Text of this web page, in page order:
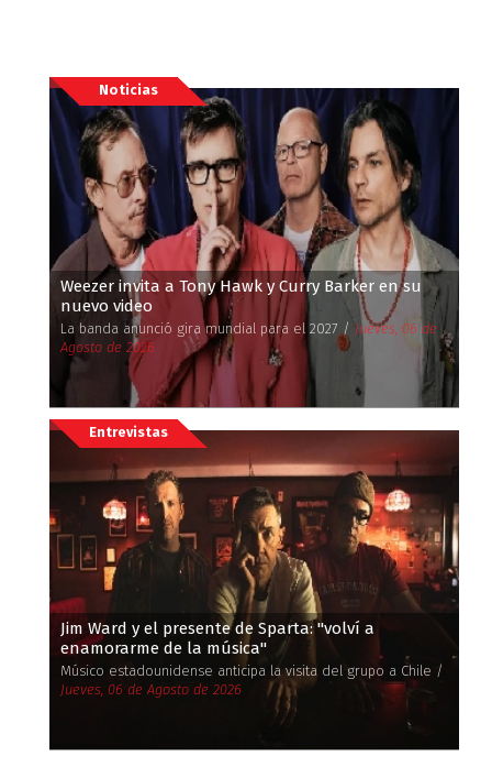
Noticias
Weezer invita a Tony Hawk y Curry Barker en su
nuevo video
La banda anunció gira mundial para el 2027 / Jueves, 06 de
Agosto de 2026
Entrevistas
Jim Ward y el presente de Sparta: ''volví a
enamorarme de la música''
Músico estadounidense anticipa la visita del grupo a Chile /
Jueves, 06 de Agosto de 2026